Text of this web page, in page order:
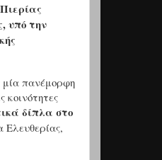
υπό την
μία πανέμορφη
δίπλα στο